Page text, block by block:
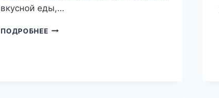
вкусной еды,…
ПОДРОБНЕЕПЕРВАЯ